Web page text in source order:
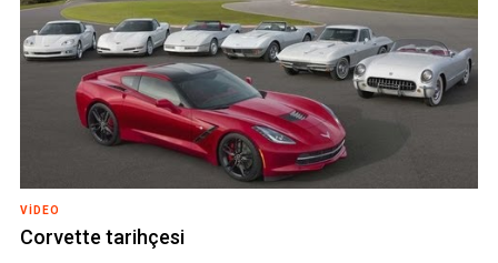
VIDEO
Corvette tarihçesi